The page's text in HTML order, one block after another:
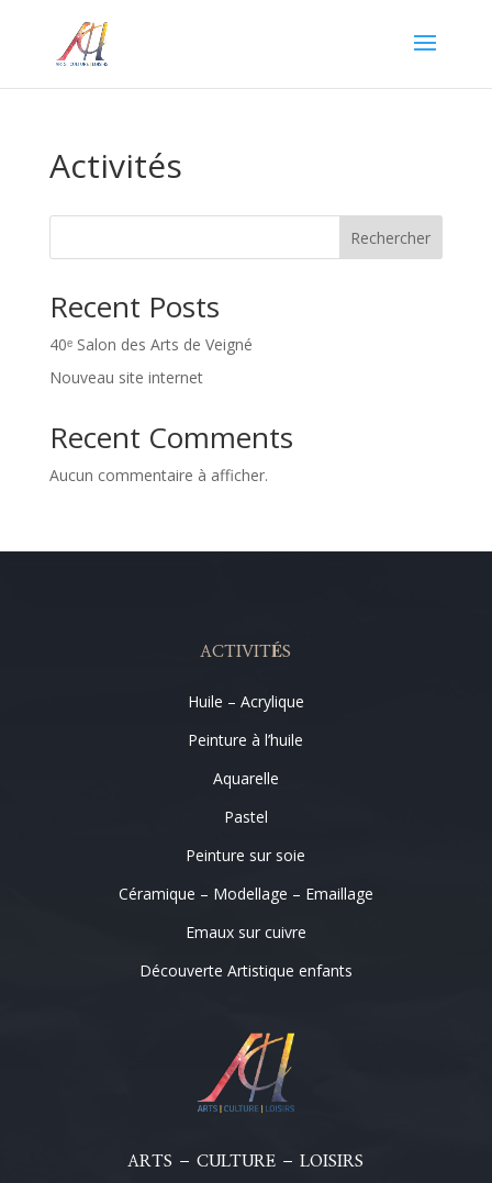
Activités
Rechercher
Recent Posts
40ᵉ Salon des Arts de Veigné
Nouveau site internet
Recent Comments
Aucun commentaire à afficher.
ACTIVITÉS
Huile – Acrylique
Peinture à l’huile
Aquarelle
Pastel
Peinture sur soie
Céramique – Modellage – Emaillage
Emaux sur cuivre
Découverte Artistique enfants
ARTS – CULTURE – LOISIRS